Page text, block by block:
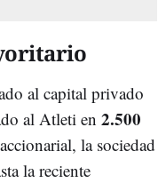
al capital privado
al Atleti en 2.500
la sociedad
la reciente